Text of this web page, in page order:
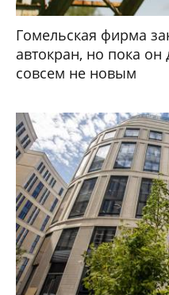
Гомельская фирма
автокран, но пока он
совсем не новым